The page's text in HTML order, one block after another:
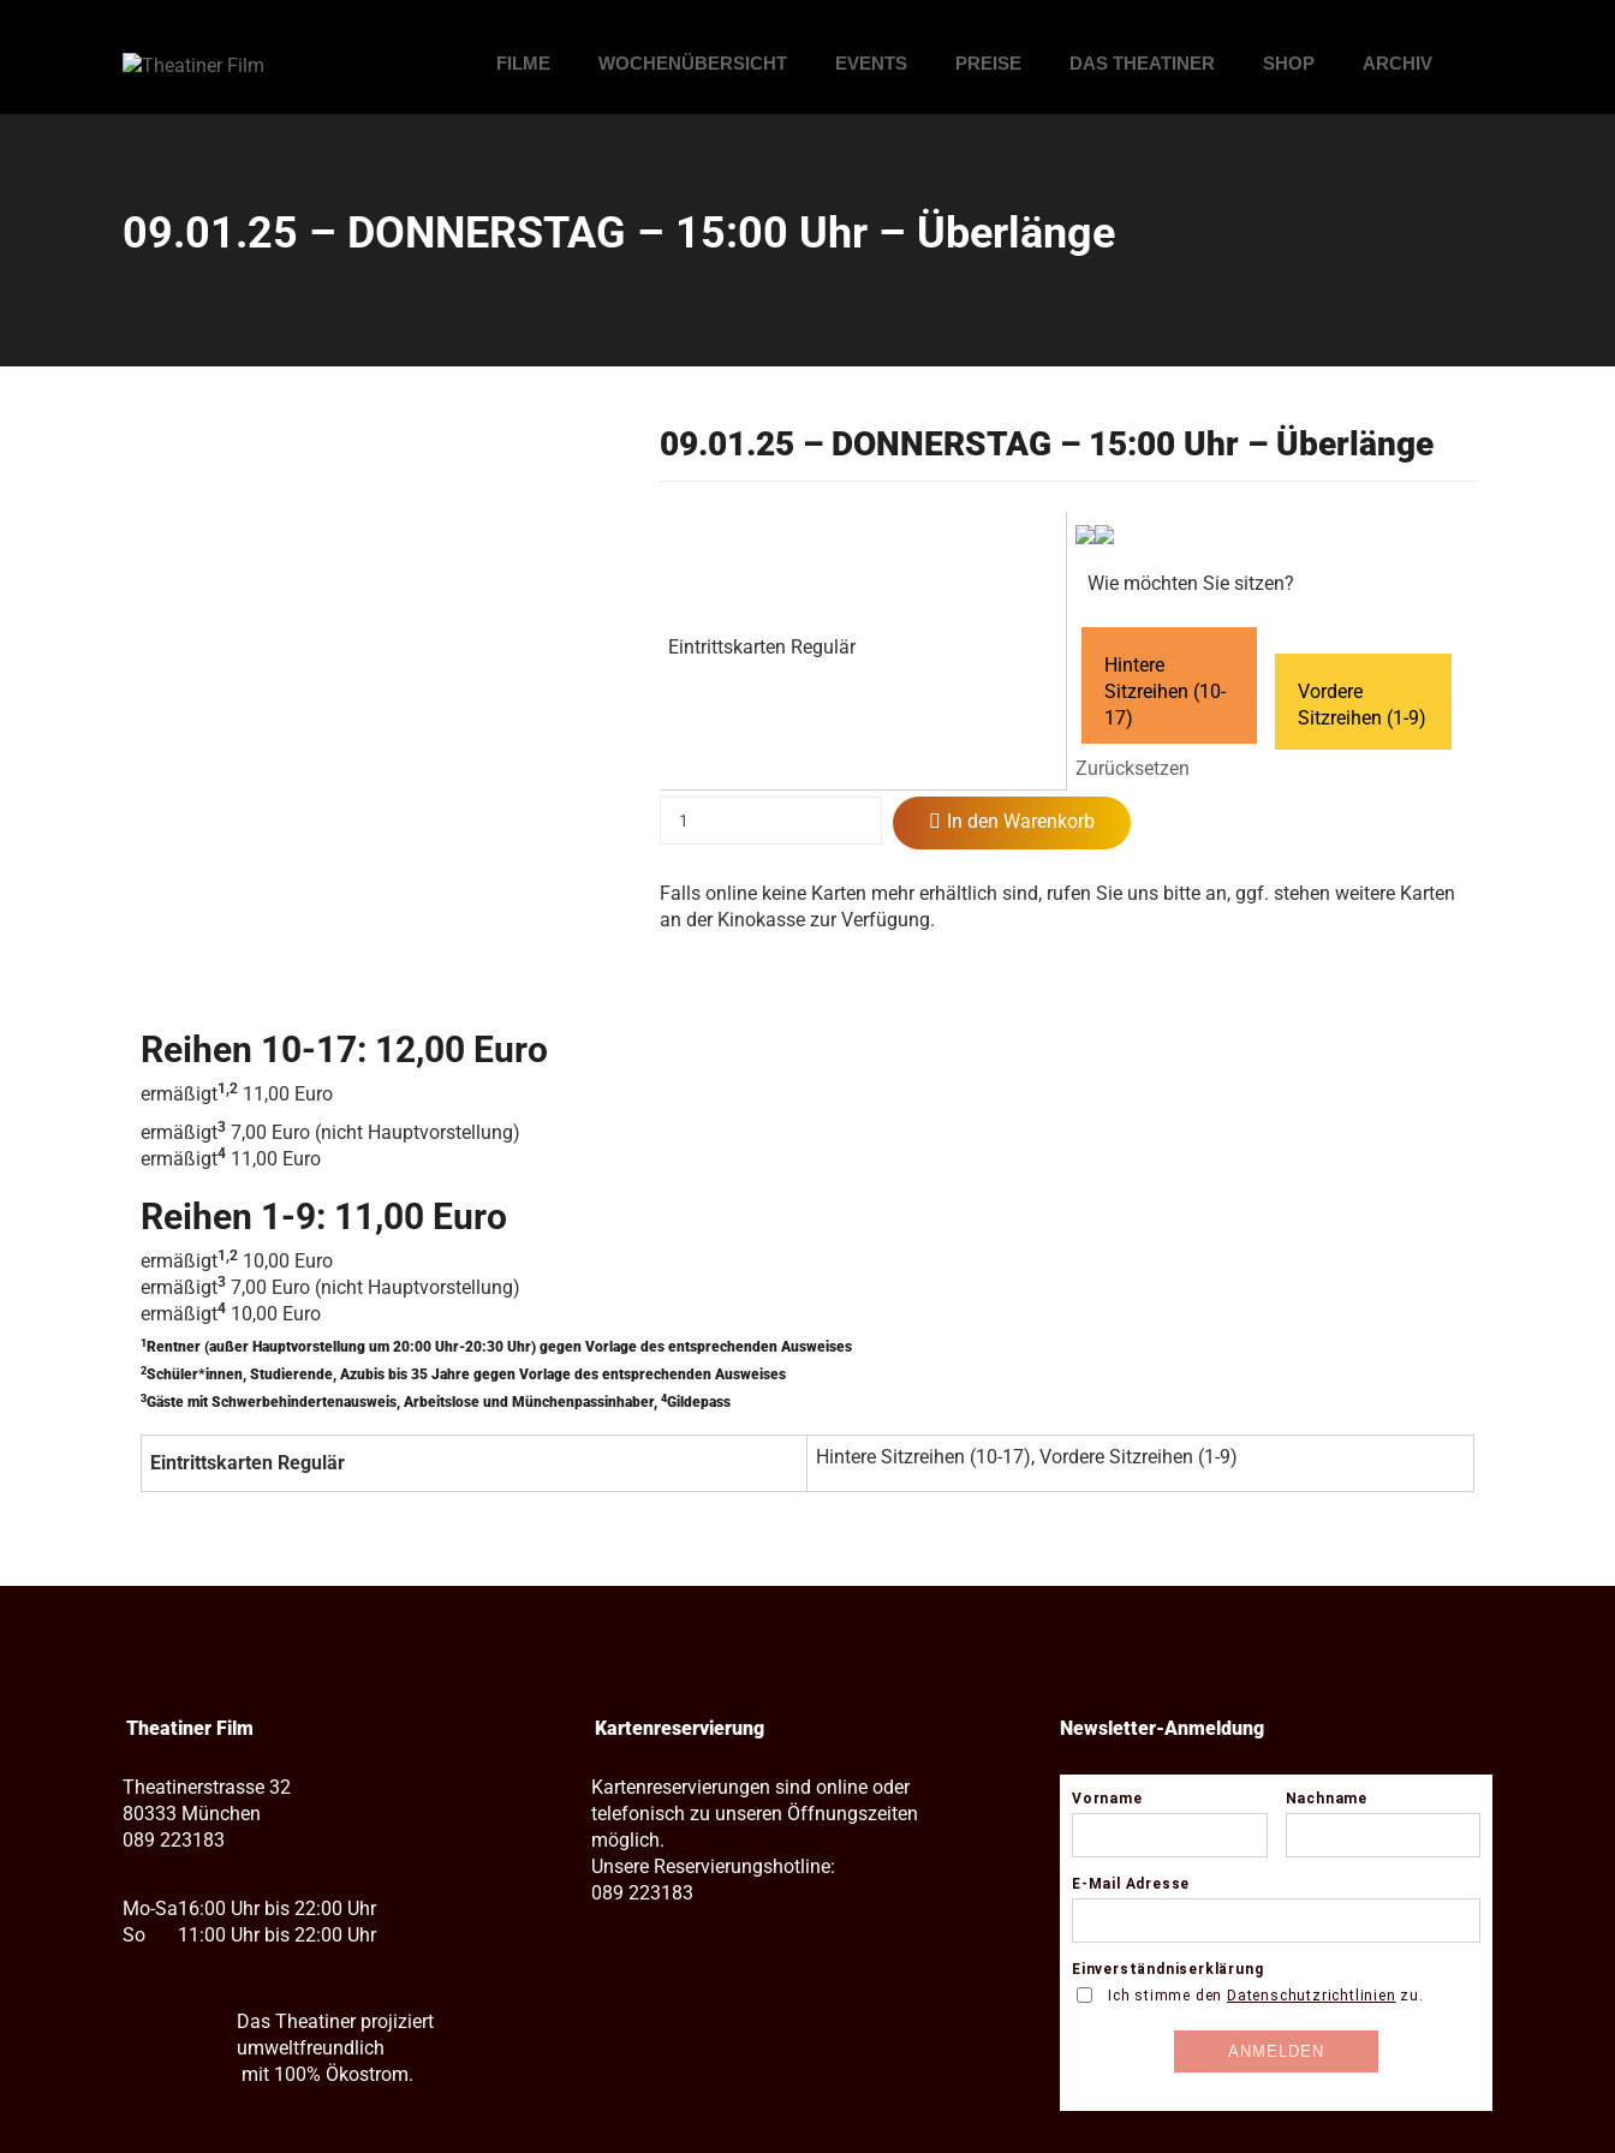
FILME WOCHENÜBERSICHT EVENTS PREISE DAS THEATINER SHOP ARCHIV
09.01.25 – DONNERSTAG – 15:00 Uhr – Überlänge
09.01.25 – DONNERSTAG – 15:00 Uhr – Überlänge
Eintrittskarten Regulär
Wie möchten Sie sitzen?
Hintere
Sitzreihen (10-
17)
Vordere
Sitzreihen (1-9)
Zurücksetzen
In den Warenkorb
Falls online keine Karten mehr erhältlich sind, rufen Sie uns bitte an, ggf. stehen weitere Karten
an der Kinokasse zur Verfügung.
Reihen 10-17: 12,00 Euro
ermäßigt1,2 11,00 Euro
ermäßigt3 7,00 Euro (nicht Hauptvorstellung)
ermäßigt4 11,00 Euro
Reihen 1-9: 11,00 Euro
ermäßigt1,2 10,00 Euro
ermäßigt3 7,00 Euro (nicht Hauptvorstellung)
ermäßigt4 10,00 Euro
1 Rentner (außer Hauptvorstellung um 20:00 Uhr-20:30 Uhr) gegen Vorlage des entsprechenden Ausweises
2Schüler*innen, Studierende, Azubis bis 35 Jahre gegen Vorlage des entsprechenden Ausweises
3Gäste mit Schwerbehindertenausweis, Arbeitslose und Münchenpassinhaber, 4Gildepass
Eintrittskarten Regulär Hintere Sitzreihen (10-17), Vordere Sitzreihen (1-9)
Theatiner Film
Theatinerstrasse 32
80333 München
089 223183
Mo-Sa
So
16:00 Uhr bis 22:00 Uhr
11:00 Uhr bis 22:00 Uhr
Das Theatiner projiziert
umweltfreundlich
mit 100% Ökostrom.
Kartenreservierung
Kartenreservierungen sind online oder
telefonisch zu unseren Öffnungszeiten
möglich.
Unsere Reservierungshotline:
089 223183
Newsletter-Anmeldung